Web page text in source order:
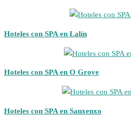
Hoteles con SPA en Lalín
Hoteles con SPA en O Grove
Hoteles con SPA en Sanxenxo